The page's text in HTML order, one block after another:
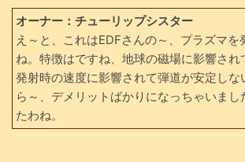
オーナー：チューリップシスター
え～と、これはEDFさんの～、プラズマを
ね。特徴はですね、地球の磁場に影響され
発射時の速度に影響されて弾道が安定しな
ら～、デメリットばかりになっちゃいまし
たわね。